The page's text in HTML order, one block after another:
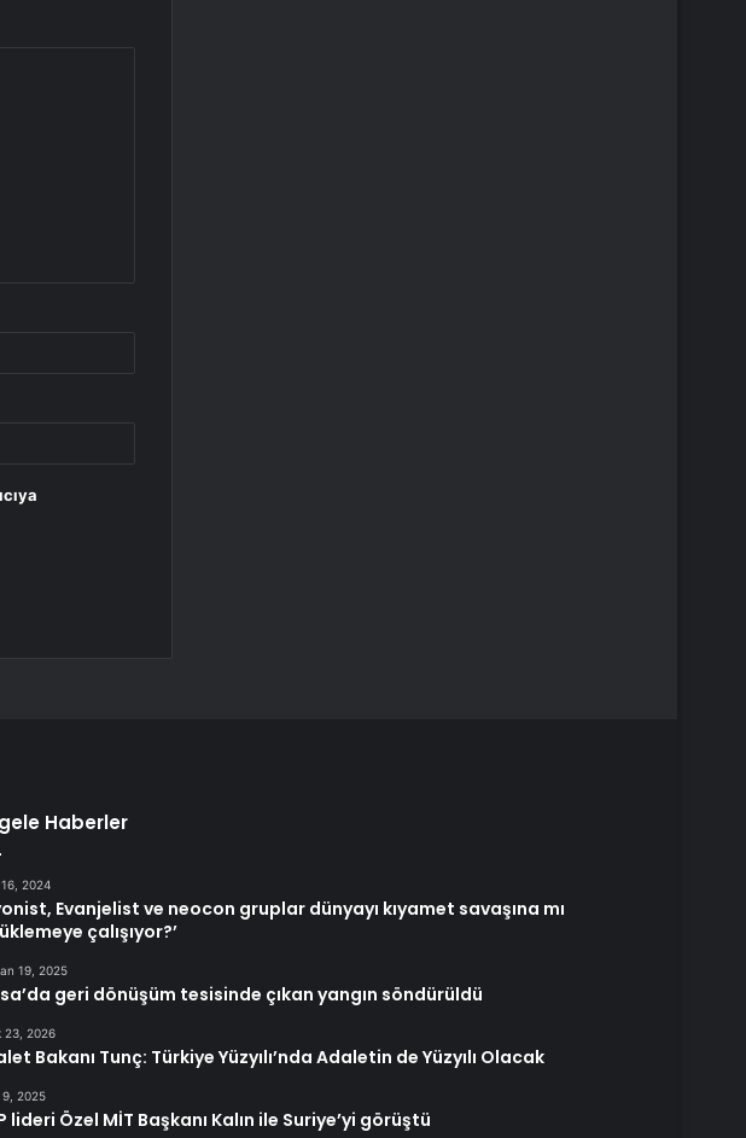
Haberler
16, 2024
Evanjelist ve neocon gruplar dünyayı kıyamet savaşına mı
çalışıyor?’
19, 2025
geri dönüşüm tesisinde çıkan yangın söndürüldü
23, 2026
Bakanı Tunç: Türkiye Yüzyılı’nda Adaletin de Yüzyılı Olacak
2025
lideri Özel MİT Başkanı Kalın ile Suriye’yi görüştü